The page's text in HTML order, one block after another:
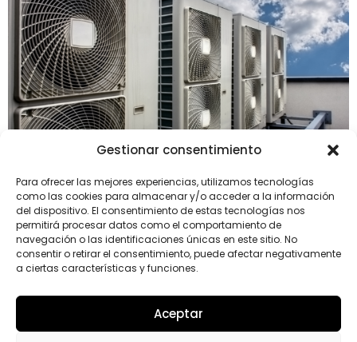
Gestionar consentimiento
Para ofrecer las mejores experiencias, utilizamos tecnologías
como las cookies para almacenar y/o acceder a la información
del dispositivo. El consentimiento de estas tecnologías nos
permitirá procesar datos como el comportamiento de
navegación o las identificaciones únicas en este sitio. No
consentir o retirar el consentimiento, puede afectar negativamente
a ciertas características y funciones.
Aceptar
La legionela es una enfermedad bacteriana que
presenta fundamentalmente dos formas clínicas
diferenciadas: la neumónica, conocida una
enfermerdad del legionario, y la no neumónica,
causante de estas infecciones es la legionela. La
legionela es un microorganismo que, además de